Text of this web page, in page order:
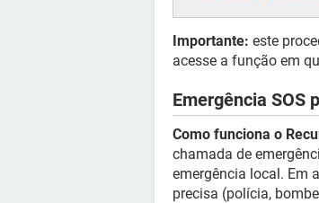
Importante: este
acesse a função em
Emergência SOS
Como funciona o
chamada de
emergência local. Em
precisa (polícia,